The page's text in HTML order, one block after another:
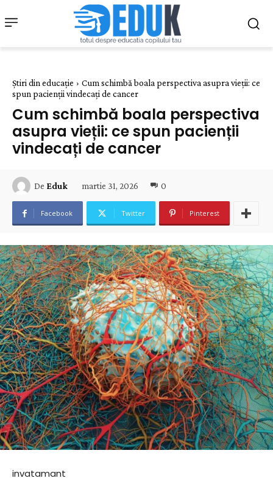
Știri din educație
Cum schimbă boala perspectiva asupra vieții: ce
spun pacienții vindecați de cancer
Cum schimbă boala perspectiva
asupra vieții: ce spun pacienții
vindecați de cancer
De Eduk martie 31, 2026 0
Facebook Twitter Pinterest
invatamant